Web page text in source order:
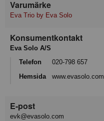
Varumärke
Eva Trio by Eva Solo
Konsumentkontakt
Eva Solo A/S
Telefon
020-798 657
Hemsida
www.evasolo.com
E-post
evk@evasolo.com